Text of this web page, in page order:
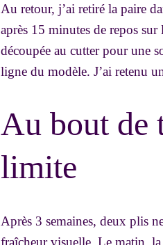
Au retour, j’ai retiré la paire
après 15 minutes de repos
découpée au cutter pour une
ligne du modèle. J’ai retenu
Au bout de
limite
Après 3 semaines, deux plis
fraîcheur visuelle. Le matin,